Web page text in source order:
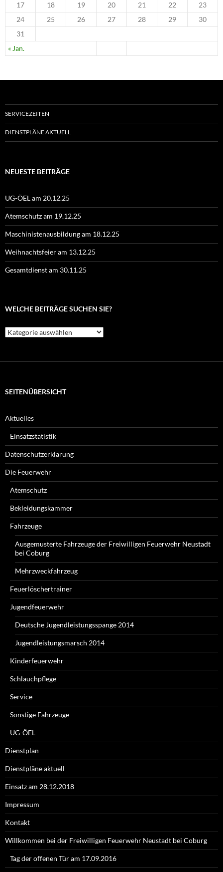
« Jan.
17
18 19 20 21 22
23
24
25 26 27 28 29
30
31
SERVICEZEITEN
DIENSTPLÄNE AKTUELL
NEUESTE BEITRÄGE
UG-ÖEL am 20.12.25
Atemschutz am 19.12.25
Maschinistenausbildung am 18.12.25
Weihnachtsfeier am 13.12.25
Gesamtdienst am 30.11.25
WELCHE BEITRÄGE SUCHEN SIE?
Welche
Beiträge
SEITENÜBERSICHT
Aktuelles
Einsatzstatistik
Datenschutzerklärung
Die Feuerwehr
Atemschutz
Bekleidungskammer
Fahrzeuge
Ausgemusterte Fahrzeuge der Freiwilligen Feuerwehr Neustadt
bei Coburg
Mehrzweckfahrzeug
Feuerlöschertrainer
Jugendfeuerwehr
Deutsche Jugendleistungsspange 2014
Jugendleistungsmarsch 2014
Kinderfeuerwehr
Schlauchpflege
Service
Sonstige Fahrzeuge
UG-ÖEL
Dienstplan
Dienstpläne aktuell
Einsatz am 28.12.2018
Impressum
Kontakt
Willkommen bei der Freiwilligen Feuerwehr Neustadt bei Coburg
Tag der offenen Tür am 17.09.2016